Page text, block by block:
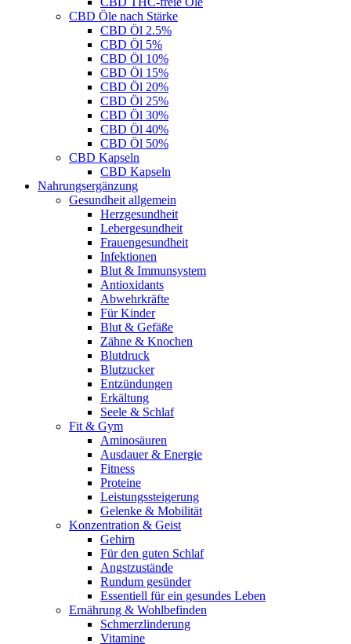
CBD Öle nach Stärke
CBD Öl 2.5%
CBD Öl 5%
CBD Öl 10%
CBD Öl 15%
CBD Öl 20%
CBD Öl 25%
CBD Öl 30%
CBD Öl 40%
CBD Öl 50%
CBD Kapseln
CBD Kapseln
Nahrungsergänzung
Gesundheit allgemein
Herzgesundheit
Lebergesundheit
Frauengesundheit
Infektionen
Blut & Immunsystem
Antioxidants
Abwehrkräfte
Für Kinder
Blut & Gefäße
Zähne & Knochen
Blutdruck
Blutzucker
Entzündungen
Erkältung
Seele & Schlaf
Fit & Gym
Aminosäuren
Ausdauer & Energie
Fitness
Proteine
Leistungssteigerung
Gelenke & Mobilität
Konzentration & Geist
Gehirn
Für den guten Schlaf
Angstzustände
Rundum gesünder
Essentiell für ein gesundes Leben
Ernährung & Wohlbefinden
Schmerzlinderung
Vitamine